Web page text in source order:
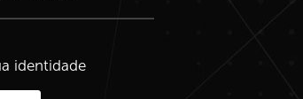
identidade